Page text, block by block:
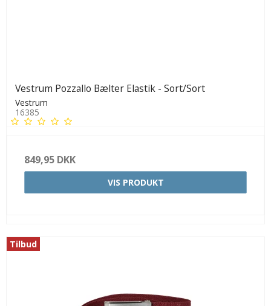
Vestrum Pozzallo Bælter Elastik - Sort/Sort
Vestrum
16385
849,95 DKK
VIS PRODUKT
Tilbud